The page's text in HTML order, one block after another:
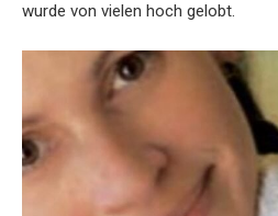
wurde von vielen hoch gelobt.